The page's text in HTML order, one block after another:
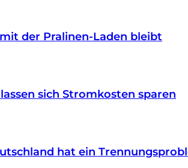
der Pralinen-Laden bleibt
sich Stromkosten sparen
hat ein